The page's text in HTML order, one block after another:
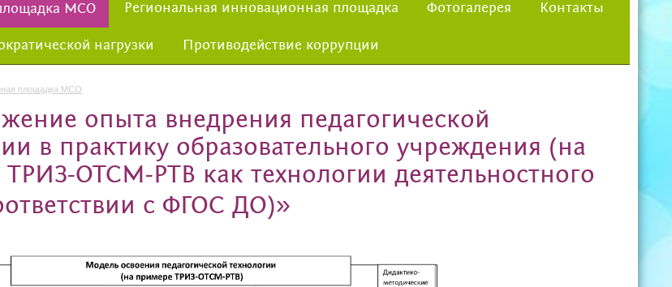
МСО Региональная инновационная площадка Фотогалерея Контакты
нагрузки Противодействие коррупции
площадка МСО
опыта внедрения педагогической
в практику образовательного учреждения (на
ОТСМ-РТВ как технологии деятельностного
с ФГОС ДО)»